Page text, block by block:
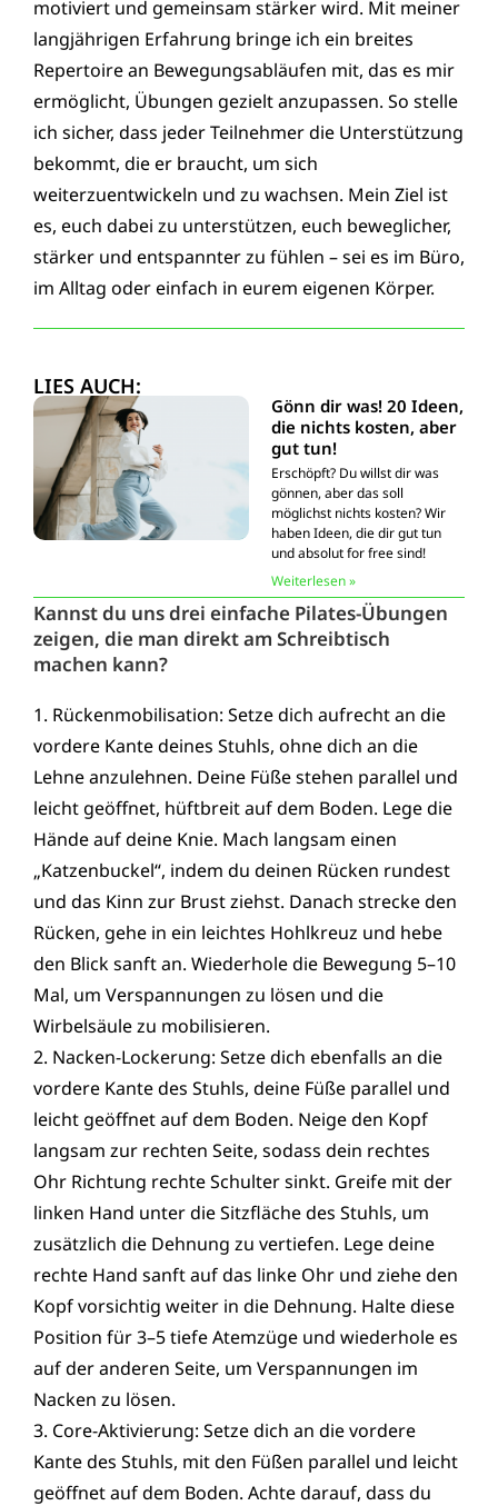
motiviert und gemeinsam stärker wird. Mit meiner
langjährigen Erfahrung bringe ich ein breites
Repertoire an Bewegungsabläufen mit, das es mir
ermöglicht, Übungen gezielt anzupassen. So stelle
ich sicher, dass jeder Teilnehmer die Unterstützung
bekommt, die er braucht, um sich
weiterzuentwickeln und zu wachsen. Mein Ziel ist
es, euch dabei zu unterstützen, euch beweglicher,
stärker und entspannter zu fühlen – sei es im Büro,
im Alltag oder einfach in eurem eigenen Körper.
LIES AUCH:
Gönn dir was! 20 Ideen,
die nichts kosten, aber
gut tun!
Erschöpft? Du willst dir was
gönnen, aber das soll
möglichst nichts kosten? Wir
haben Ideen, die dir gut tun
und absolut for free sind!
Weiterlesen »
Kannst du uns drei einfache Pilates-Übungen
zeigen, die man direkt am Schreibtisch
machen kann?
1. Rückenmobilisation: Setze dich aufrecht an die
vordere Kante deines Stuhls, ohne dich an die
Lehne anzulehnen. Deine Füße stehen parallel und
leicht geöffnet, hüftbreit auf dem Boden. Lege die
Hände auf deine Knie. Mach langsam einen
„Katzenbuckel“, indem du deinen Rücken rundest
und das Kinn zur Brust ziehst. Danach strecke den
Rücken, gehe in ein leichtes Hohlkreuz und hebe
den Blick sanft an. Wiederhole die Bewegung 5–10
Mal, um Verspannungen zu lösen und die
Wirbelsäule zu mobilisieren.
2. Nacken-Lockerung: Setze dich ebenfalls an die
vordere Kante des Stuhls, deine Füße parallel und
leicht geöffnet auf dem Boden. Neige den Kopf
langsam zur rechten Seite, sodass dein rechtes
Ohr Richtung rechte Schulter sinkt. Greife mit der
linken Hand unter die Sitzfläche des Stuhls, um
zusätzlich die Dehnung zu vertiefen. Lege deine
rechte Hand sanft auf das linke Ohr und ziehe den
Kopf vorsichtig weiter in die Dehnung. Halte diese
Position für 3–5 tiefe Atemzüge und wiederhole es
auf der anderen Seite, um Verspannungen im
Nacken zu lösen.
3. Core-Aktivierung: Setze dich an die vordere
Kante des Stuhls, mit den Füßen parallel und leicht
geöffnet auf dem Boden. Achte darauf, dass du